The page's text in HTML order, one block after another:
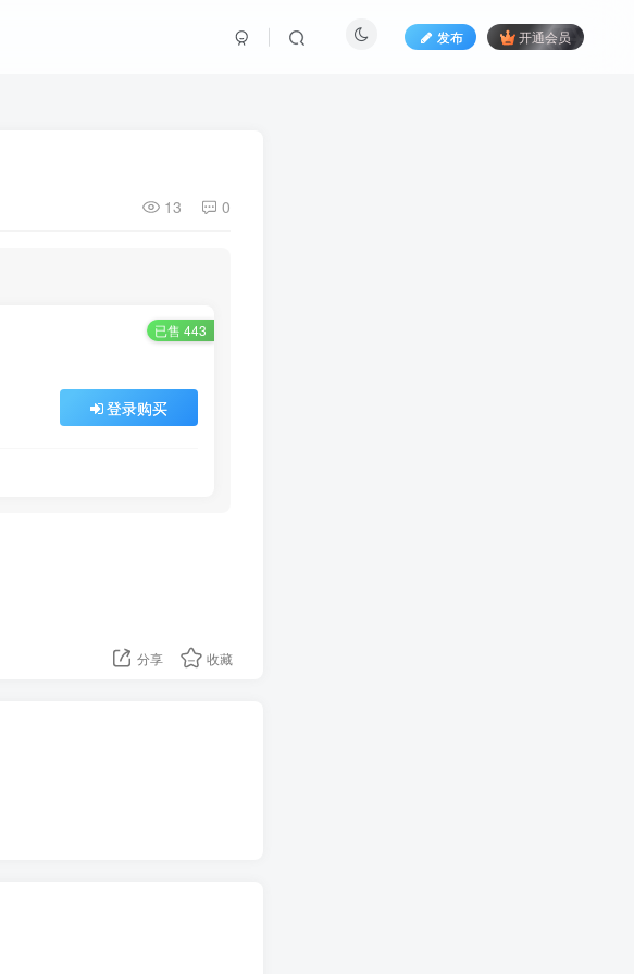
发布 开通会员
13 0
已售 443
登录购买
分享 收藏